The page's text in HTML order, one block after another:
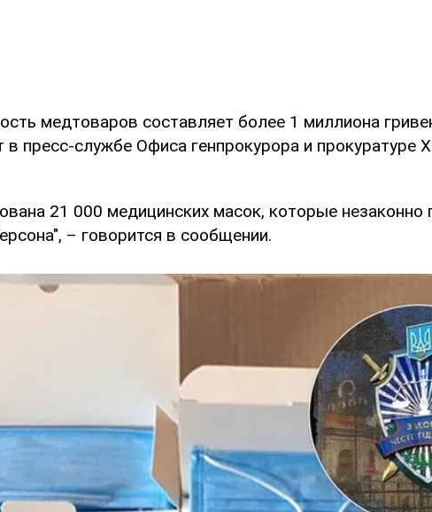
медтоваров составляет более 1 миллиона
пресс-службе Офиса генпрокурора и прокуратуре
21 000 медицинских масок, которые незаконно
– говорится в сообщении.